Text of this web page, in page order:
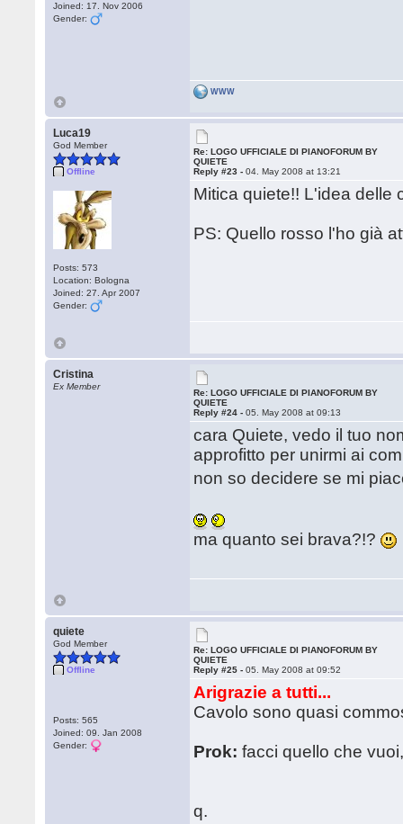
Joined: 17. Nov 2006
Gender:
WWW
Luca19
God Member
Offline
Posts: 573
Location: Bologna
Joined: 27. Apr 2007
Gender:
Re: LOGO UFFICIALE DI PIANOFORUM BY
QUIETE
Reply #23 -04. May 2008 at 13:21
Mitica quiete!! L'idea
PS: Quello rosso l'ho già
Cristina
Ex Member
Re: LOGO UFFICIALE DI PIANOFORUM BY
QUIETE
Reply #24 -05. May 2008 at 09:13
cara Quiete, vedo il tuo
approfitto per unirmi ai
non so decidere se mi
ma quanto sei brava?!?
quiete
God Member
Offline
Posts: 565
Joined: 09. Jan 2008
Gender:
Re: LOGO UFFICIALE DI PIANOFORUM BY
QUIETE
Reply #25 -05. May 2008 at 09:52
Arigrazie a tutti...
Cavolo sono quasi
Prok: facci quello che
q.